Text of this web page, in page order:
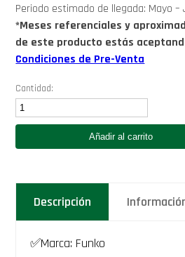
Periodo estimado de llegada: Mayo –
*Meses referenciales y
de este producto estás
Condiciones de Pre-Venta
Cantidad:
Funko
Red
Eyes
Dragon
Premium
Añadir al carrito
Descripción
✅Marca: Funko